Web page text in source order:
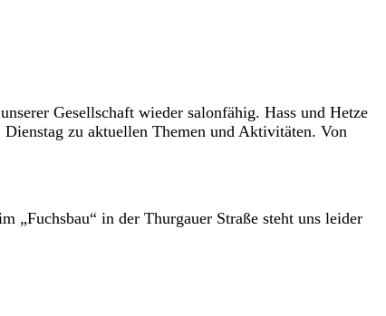
Gesellschaft wieder salonfähig. Hass und Hetze
zu aktuellen Themen und Aktivitäten. Von
„Fuchsbau“ in der Thurgauer Straße steht uns leider